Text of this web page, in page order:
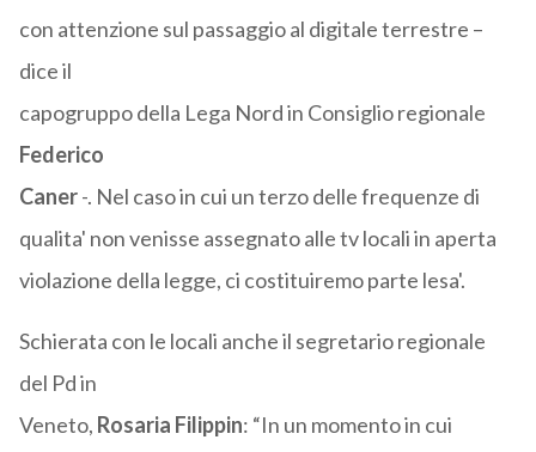
con attenzione sul passaggio al digitale terrestre –
dice il
capogruppo della Lega Nord in Consiglio regionale
Federico
Caner-. Nel caso in cui un terzo delle frequenze di
qualita' non venisse assegnato alle tv locali in aperta
violazione della legge, ci costituiremo parte lesa'.
Schierata con le locali anche il segretario regionale
del Pd in
Veneto, Rosaria Filippin: “In un momento in cui